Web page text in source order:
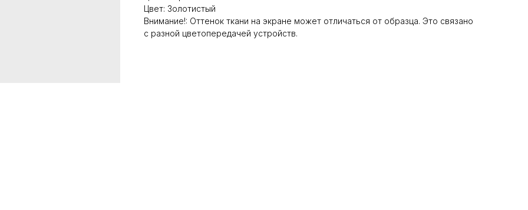
Цвет: Золотистый
Внимание!: Оттенок ткани на экране может отличаться от образца. Это связано
с разной цветопередачей устройств.